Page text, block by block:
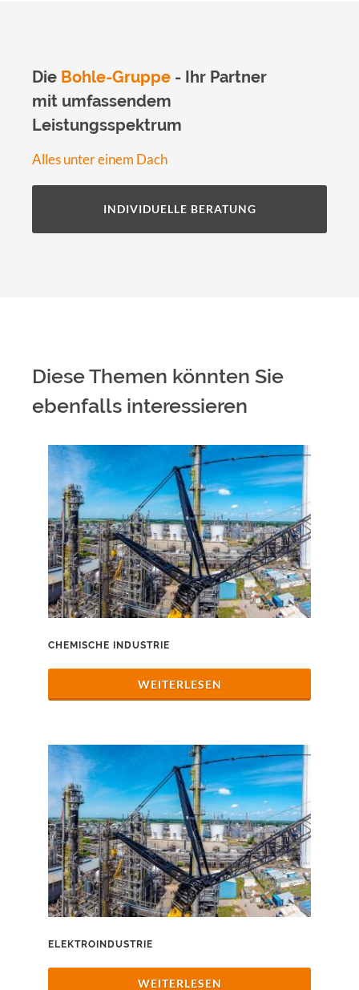
Die Bohle-Gruppe - Ihr Partner
mit umfassendem
Leistungsspektrum
Alles unter einem Dach
INDIVIDUELLE BERATUNG
Diese Themen könnten Sie
ebenfalls interessieren
CHEMISCHE INDUSTRIE
WEITERLESEN
ELEKTROINDUSTRIE
WEITERLESEN